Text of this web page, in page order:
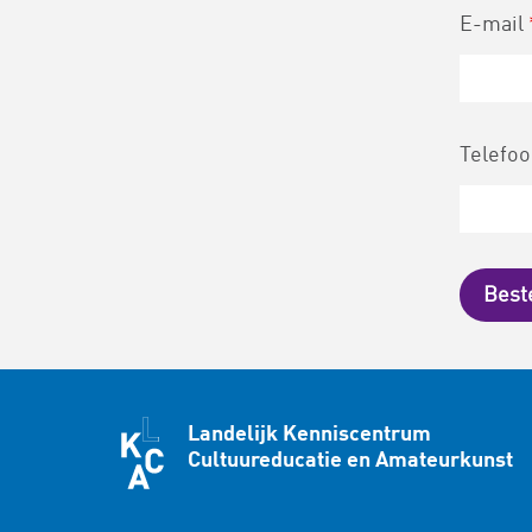
E-mail
Landelijk Kenniscentrum
Cultuureducatie en Amateurkunst